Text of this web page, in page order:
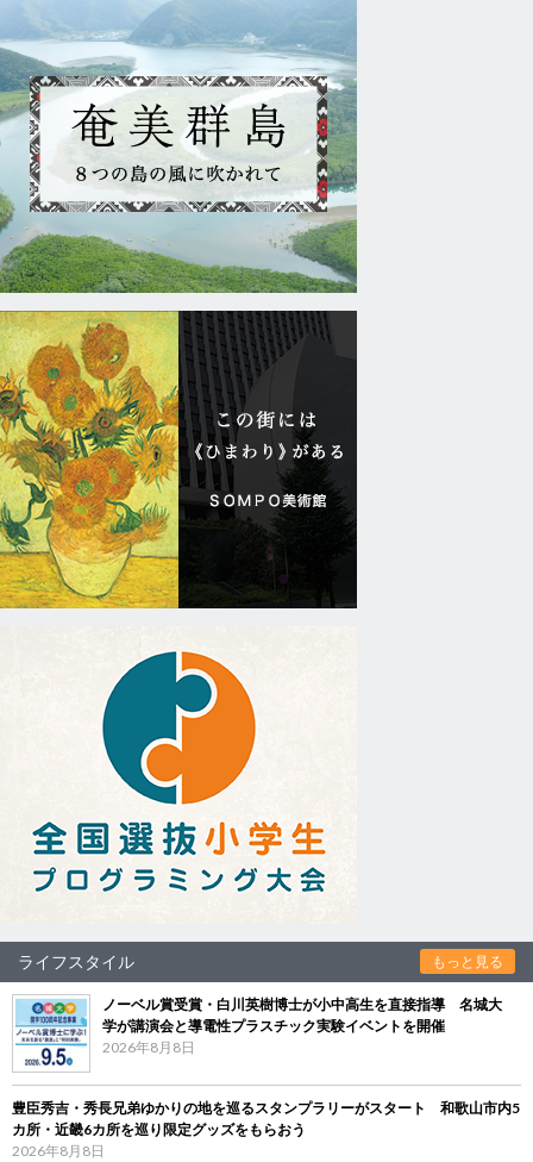
ライフスタイル もっと見る
ノーベル賞受賞・白川英樹博士が小中高生を直接指導 名城大
学が講演会と導電性プラスチック実験イベントを開催
2026年8月8日
豊臣秀吉・秀長兄弟ゆかりの地を巡るスタンプラリーがスタート 和歌山市内5
カ所・近畿6カ所を巡り限定グッズをもらおう
2026年8月8日